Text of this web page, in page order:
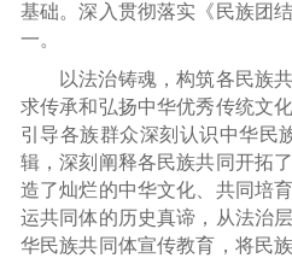
基础。深入贯彻落实《民族团
一。
以法治铸魂，构筑各民族
求传承和弘扬中华优秀传统文
引导各族群众深刻认识中华民
辑，深刻阐释各民族共同开拓
造了灿烂的中华文化、共同培
运共同体的历史真谛，从法治
华民族共同体宣传教育，将民